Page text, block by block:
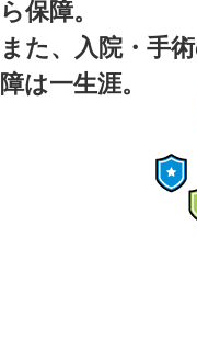
ら保障。
また、入院・手
障は一生涯。